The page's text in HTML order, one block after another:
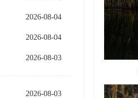
2026-08-04
2026-08-04
2026-08-03
2026-08-03